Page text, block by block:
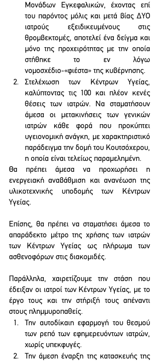
Μονάδων Εγκεφαλικών, έχοντας επί
του παρόντος μόλις και μετά βίας ΔΥΟ
ιατρούς εξειδικευμένους στις
θρομβεκτομές, αποτελεί ένα δείγμα και
μόνο της προχειρότητας με την οποία
στήθηκε το εν λόγω
νομοσχέδιο-«φιέστα» της κυβέρνησης.
Στελέχωση των Κέντρων Υγείας,
καλύπτοντας τις 100 και πλέον κενές
θέσεις των ιατρών. Να σταματήσουν
άμεσα οι μετακινήσεις των γενικών
ιατρών κάθε φορά που προκύπτει
υγειονομική ανάγκη, με χαρακτηριστικό
παράδειγμα την δομή του Κουτσόχερου,
η οποία είναι τελείως παραμελημένη.
Θα πρέπει άμεσα να προχωρήσει η
ενεργειακή αναβάθμιση και ανανέωση της
υλικοτεχνικής υποδομής των Κέντρων
Υγείας.
Επίσης, θα πρέπει να σταματήσει άμεσα το
απαράδεκτο μέτρο της χρήσης των ιατρών
των Κέντρων Υγείας ως πλήρωμα των
ασθενοφόρων στις διακομιδές.
Παράλληλα, χαιρετίζουμε την στάση που
έδειξαν οι ιατροί των Κέντρων Υγείας, με το
έργο τους και την στήριξή τους απέναντι
στους πλημμυροπαθείς.
Την αυτοδίκαιη εφαρμογή του θεσμού
των ρεπό των εφημερευόντων ιατρών,
χωρίς υπεκφυγές.
Την άμεση έναρξη της κατασκευής της